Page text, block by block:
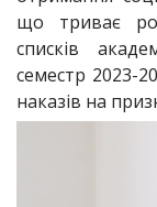
що триває
списків
семестр 2023-
наказів на